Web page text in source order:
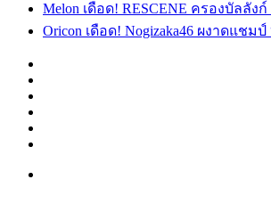
Melon เดือด! RESCENE ครองบัลลัง
Oricon เดือด! Nogizaka46 ผงาดแช